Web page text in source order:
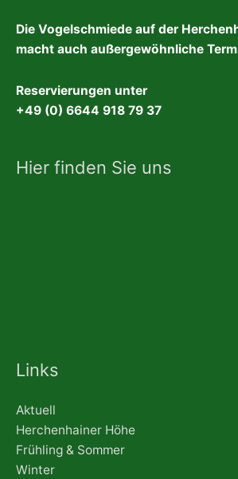
Die Vogelschmiede auf der
macht auch außergewöhnliche
Reservierungen unter
+49 (0) 6644 918 79 37
Hier finden Sie uns
Links
Aktuell
Herchenhainer Höhe
Frühling & Sommer
Winter